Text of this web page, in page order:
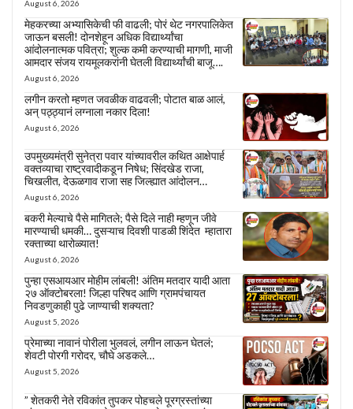
August 6, 2026
मेहकरच्या अभ्यासिकेची फी वाढली; पोरं थेट नगरपालिकेत
जाऊन बसली! दोनशेहून अधिक विद्यार्थ्यांचा
आंदोलनात्मक पवित्रा; शुल्क कमी करण्याची मागणी, माजी
आमदार संजय रायमूलकरांनी घेतली विद्यार्थ्यांची बाजू….
August 6, 2026
लगीन करतो म्हणत जवळीक वाढवली; पोटात बाळ आलं,
अन् पठ्ठ्यानं लग्नाला नकार दिला!
August 6, 2026
उपमुख्यमंत्री सुनेत्रा पवार यांच्यावरील कथित आक्षेपार्ह
वक्तव्याचा राष्ट्रवादीकडून निषेध; सिंदखेड राजा,
चिखलीत, देऊळगाव राजा सह जिल्ह्यात आंदोलन…
August 6, 2026
बकरी मेल्याचे पैसे मागितले; पैसे दिले नाही म्हणून जीवे
मारण्याची धमकी… दुसऱ्याच दिवशी पाडळी शिंदेत म्हातारा
रक्ताच्या थारोळ्यात!
August 6, 2026
पुन्हा एसआयआर मोहीम लांबली! अंतिम मतदार यादी आता
२७ ऑक्टोबरला! जिल्हा परिषद आणि ग्रामपंचायत
निवडणुकाही पुढे जाण्याची शक्यता?
August 5, 2026
प्रेमाच्या नावानं पोरीला भुलवलं, लगीन लाऊन घेतलं;
शेवटी पोरगी गरोदर, चौघे अडकले…
August 5, 2026
” शेतकरी नेते रविकांत तुपकर पोहचले पूरग्रस्तांच्या